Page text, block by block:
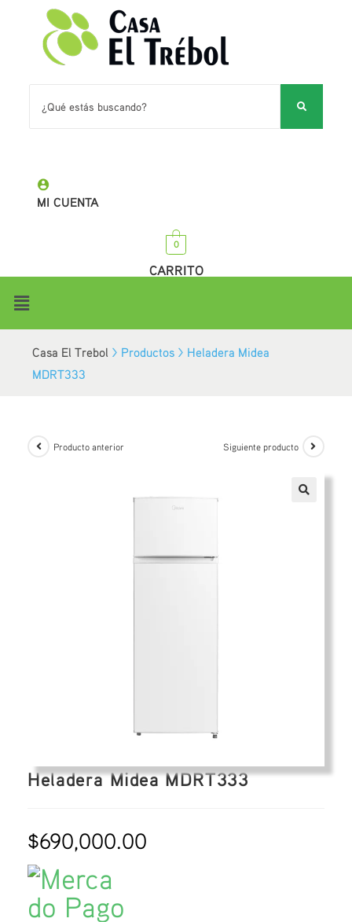
MI CUENTA
0
CARRITO
Casa El Trebol > Productos > Heladera Midea
MDRT333
Producto anterior Siguiente producto
Heladera Midea MDRT333
$690,000.00